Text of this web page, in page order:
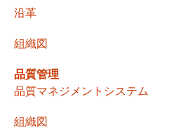
ー
シ
ョ
沿革
組織図
品質管理
品質マネジメントシステム
組織図